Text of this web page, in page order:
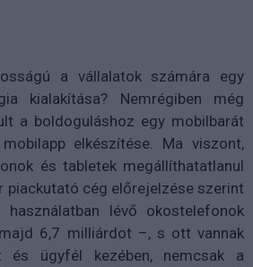
a vállalatok számára egy
kialakítása? Nemrégiben még
a boldoguláshoz egy mobilbarát
elkészítése. Ma viszont,
és tabletek megállíthatatlanul
piackutató cég előrejelzése szerint
lévő okostelefonok
6,7 milliárdot –, s ott vannak
és ügyfél kezében, nemcsak a